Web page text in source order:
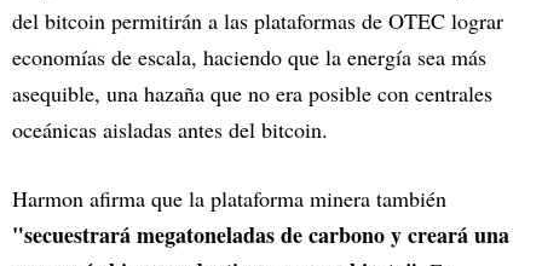
del bitcoin permitirán a las plataformas de OTEC lograr
economías de escala, haciendo que la energía sea más
asequible, una hazaña que no era posible con centrales
oceánicas aisladas antes del bitcoin.
Harmon afirma que la plataforma minera también
"secuestrará megatoneladas de carbono y creará una